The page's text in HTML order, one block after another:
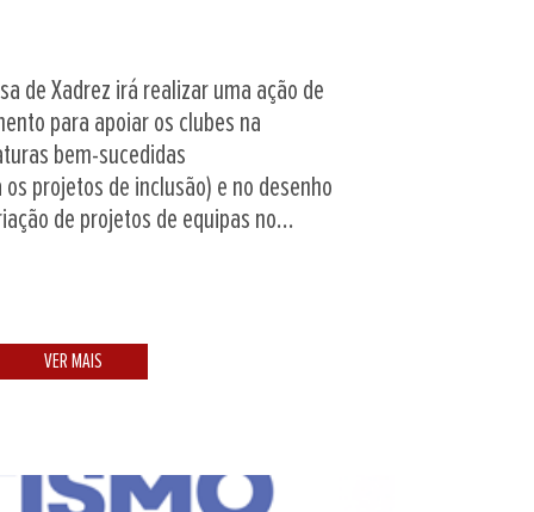
de Xadrez irá realizar uma ação de
para apoiar os clubes na
bem-sucedidas
projetos de inclusão) e no desenho
de projetos de equipas no...
VER MAIS